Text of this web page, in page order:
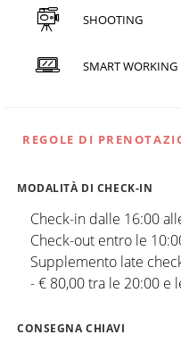
SHOOTING
SMART WORKING
REGOLE DI
MODALITÀ DI CHECK-IN
Check-in dalle 16:00
Check-out entro le
Supplemento late
- € 80,00 tra le 20:00 e
CONSEGNA CHIAVI